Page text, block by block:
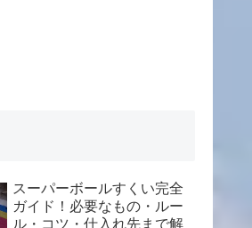
スーパーボールすくい完全
ガイド！必要なもの・ルー
ル・コツ・仕入れ先まで解